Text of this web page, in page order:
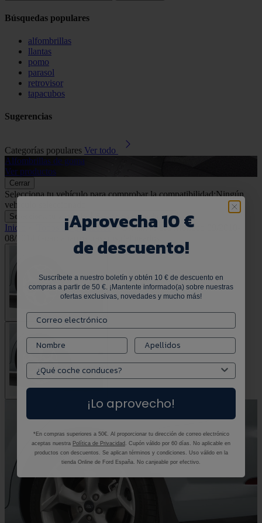
Búsquedas populares
alfombrillas
llantas
pomo
parasol
retrovisor
tapacubos
Sugerencias
Categorías populares Ver todo
Alfombrillas de goma
Ver productos
Cerrar
Selecciona tu vehículo para comprobar la compatibilidad:Ningún
vehículo seleccionado
Selecciona tu vehículo Selecciona tu vehículo
Inicio Todos los productos• Original Ford Mondeo 09/2010-
08/2014 Guardabarros traseros,delineados.
¡Aprovecha 10 €
de descuento!
Suscríbete a nuestro boletín y obtén 10 € de descuento en
compras a partir de 50 €. ¡Mantente informado(a) sobre nuestras
ofertas exclusivas, novedades y mucho más!
¡Lo aprovecho!
*En compras superiores a 50€. Al proporcionar tu dirección de correo electrónico
aceptas nuestra Política de Privacidad . Cupón válido por 60 días. No aplicable en
productos con descuentos. Se aplican términos y condiciones. Uso válido en la
tienda Online de Ford España. No canjeable por efectivo.